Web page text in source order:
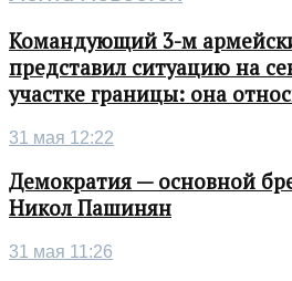
Командующий 3-м
представил ситуацию на
участке границы: она
31 мая 12:22
Демократия — основной
Никол Пашинян
31 мая 11:26